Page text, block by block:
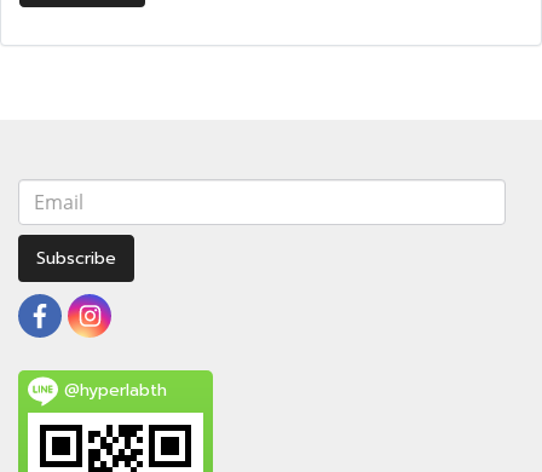
Subscribe
@hyperlabth